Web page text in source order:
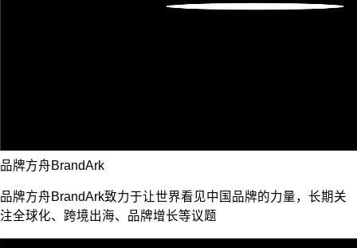
品牌方舟BrandArk
品牌方舟BrandArk致力于让世界看见中国品牌的力量，长期关
注全球化、跨境出海、品牌增长等议题